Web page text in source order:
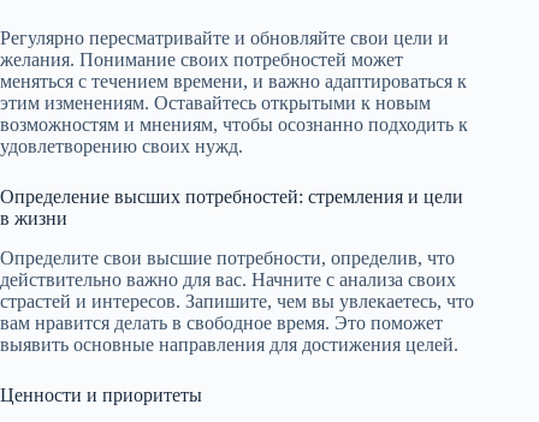
Регулярно пересматривайте и обновляйте свои цели и
желания. Понимание своих потребностей может
меняться с течением времени, и важно адаптироваться к
этим изменениям. Оставайтесь открытыми к новым
возможностям и мнениям, чтобы осознанно подходить к
удовлетворению своих нужд.
Определение высших потребностей: стремления и цели
в жизни
Определите свои высшие потребности, определив, что
действительно важно для вас. Начните с анализа своих
страстей и интересов. Запишите, чем вы увлекаетесь, что
вам нравится делать в свободное время. Это поможет
выявить основные направления для достижения целей.
Ценности и приоритеты